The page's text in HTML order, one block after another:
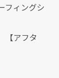
フィングシ
タ